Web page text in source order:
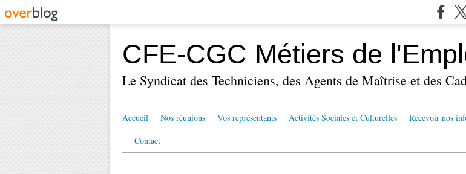
CFE-CGC Métiers de
Le Syndicat des Techniciens, des Agents de Maîtrise et des
Accueil Nos réunions Vos représentants Activités Sociales et Culturelles Recevoir nos
Contact